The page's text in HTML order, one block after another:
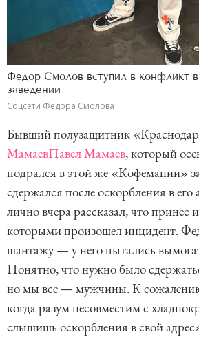
Федор Смолов вступил в конфликт
заведении
Соцсети Федора Смолова
Бывший полузащитник
МамаевПавел Мамаев, который
подрался в этой же «Кофемании»
сдержался после оскорбления в
лично вчера рассказал, что принес
которыми произошел инцидент.
шантажу — у него пытались
Понятно, что нужно было
но мы все — мужчины. К
когда разум несовместим с
слышишь оскорбления в свой